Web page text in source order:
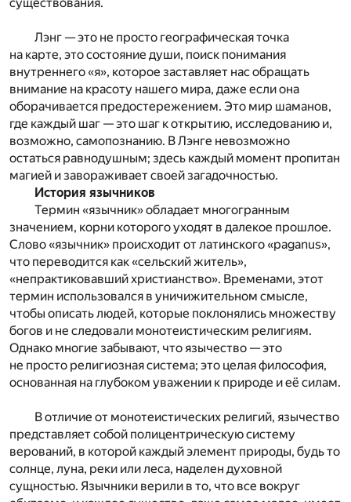
Лэнг — это не просто географическая точка
на карте, это состояние души, поиск понимания
внутреннего «я», которое заставляет нас обращать
внимание на красоту нашего мира, даже если она
оборачивается предостережением. Это мир шаманов,
где каждый шаг — это шаг к открытию, исследованию и,
возможно, самопознанию. В Лэнге невозможно
остаться равнодушным; здесь каждый момент пропитан
магией и завораживает своей загадочностью.
История язычников
Термин «язычник» обладает многогранным
значением, корни которого уходят в далекое прошлое.
Слово «язычник» происходит от латинского «paganus»,
что переводится как «сельский житель»,
«непрактиковавший христианство». Временами, этот
термин использовался в уничижительном смысле,
чтобы описать людей, которые поклонялись множеству
богов и не следовали монотеистическим религиям.
Однако многие забывают, что язычество — это
не просто религиозная система; это целая философия,
основанная на глубоком уважении к природе и её силам.
В отличие от монотеистических религий, язычество
представляет собой полицентрическую систему
верований, в которой каждый элемент природы, будь то
солнце, луна, реки или леса, наделен духовной
сущностью. Язычники верили в то, что все вокруг